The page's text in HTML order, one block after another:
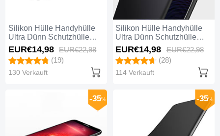
Silikon Hülle Handyhülle
Ultra Dünn Schutzhülle
S08 für Huawei Honor 9
Lite Schwarz
EUR€14,98 EUR€22,98
(19)
130 Verkauft
Silikon Hülle Handyhülle
Ultra Dünn Schutzhülle
Q03 für Huawei Honor 9
Lite Schwarz
EUR€14,98 EUR€22,98
(28)
114 Verkauft
-35% -35%